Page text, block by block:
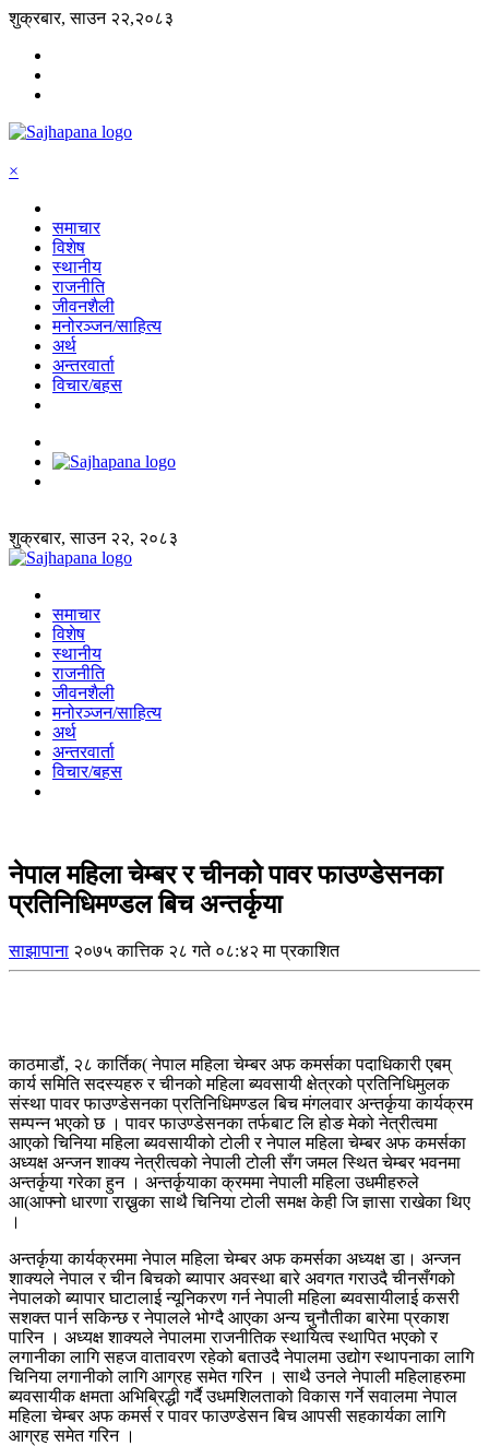
शुक्रबार, साउन २२,२०८३
×
समाचार
विशेष
स्थानीय
राजनीति
जीवनशैली
मनोरञ्जन/साहित्य
अर्थ
अन्तरवार्ता
विचार/बहस
शुक्रबार, साउन २२, २०८३
समाचार
विशेष
स्थानीय
राजनीति
जीवनशैली
मनोरञ्जन/साहित्य
अर्थ
अन्तरवार्ता
विचार/बहस
नेपाल महिला चेम्बर र चीनको पावर फाउण्डेसनका
प्रतिनिधिमण्डल बिच अन्तर्कृया
साझापाना २०७५ कात्तिक २८ गते ०८:४२ मा प्रकाशित
काठमाडौं, २८ कार्तिक( नेपाल महिला चेम्बर अफ कमर्सका पदाधिकारी एबम्
कार्य समिति सदस्यहरु र चीनको महिला ब्यवसायी क्षेत्रको प्रतिनिधिमुलक
संस्था पावर फाउण्डेसनका प्रतिनिधिमण्डल बिच मंगलवार अन्तर्कृया कार्यक्रम
सम्पन्न भएको छ । पावर फाउण्डेसनका तर्फबाट लि होङ मेको नेत्रीत्वमा
आएको चिनिया महिला ब्यवसायीको टोली र नेपाल महिला चेम्बर अफ कमर्सका
अध्यक्ष अन्जन शाक्य नेत्रीत्वको नेपाली टोली सँग जमल स्थित चेम्बर भवनमा
अन्तर्कृया गरेका हुन । अन्तर्कृयाका क्रममा नेपाली महिला उधमीहरुले
आ(आफ्नो धारणा राख्नुका साथै चिनिया टोली समक्ष केही जि ज्ञासा राखेका थिए
।
अन्तर्कृया कार्यक्रममा नेपाल महिला चेम्बर अफ कमर्सका अध्यक्ष डा। अन्जन
शाक्यले नेपाल र चीन बिचको ब्यापार अवस्था बारे अवगत गराउदै चीनसँगको
नेपालको ब्यापार घाटालाई न्यूनिकरण गर्न नेपाली महिला ब्यवसायीलाई कसरी
सशक्त पार्न सकिन्छ र नेपालले भोग्दै आएका अन्य चुनौतीका बारेमा प्रकाश
पारिन । अध्यक्ष शाक्यले नेपालमा राजनीतिक स्थायित्व स्थापित भएको र
लगानीका लागि सहज वातावरण रहेको बताउदै नेपालमा उद्योग स्थापनाका लागि
चिनिया लगानीको लागि आग्रह समेत गरिन । साथै उनले नेपाली महिलाहरुमा
ब्यवसायीक क्षमता अभिब्रिद्धी गर्दै उधमशिलताको विकास गर्ने सवालमा नेपाल
महिला चेम्बर अफ कमर्स र पावर फाउण्डेसन बिच आपसी सहकार्यका लागि
आग्रह समेत गरिन ।